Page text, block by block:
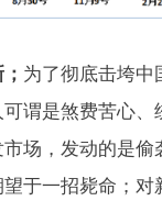
为了彻底击垮中
谓是煞费苦心、
场，发动的是偷
于一招毙命；对